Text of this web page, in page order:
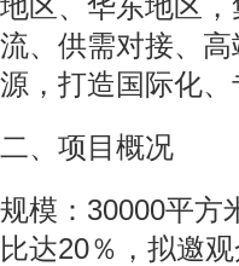
地区、华东地区
流、供需对接、
源，打造国际化
二、项目概况
规模：30000平方
比达20％，拟邀观